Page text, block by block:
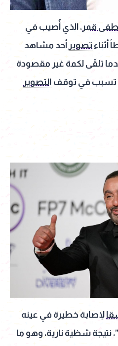
قمر ، الذي أُصيب في
أثناء تصوير أحد مشاهد
تلقّى لكمة غير مقصودة
تسبب في توقف التصوير
لإصابة خطيرة في عينه
نتيجة شظية نارية، وهو ما